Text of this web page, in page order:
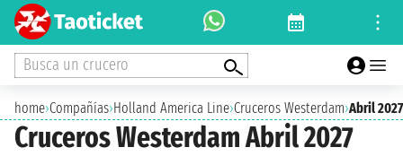
Busca un crucero
home›Compañías›Holland America Line›Cruceros Westerdam›Abril 2027
Cruceros Westerdam Abril 2027